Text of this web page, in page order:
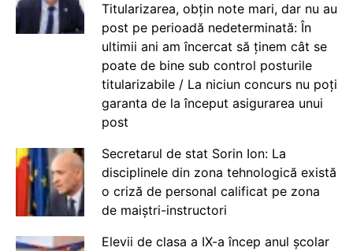
Titularizarea, obțin note mari, dar nu au
post pe perioadă nedeterminată: În
ultimii ani am încercat să ținem cât se
poate de bine sub control posturile
titularizabile / La niciun concurs nu poți
garanta de la început asigurarea unui
post
Secretarul de stat Sorin Ion: La
disciplinele din zona tehnologică există
o criză de personal calificat pe zona
de maiștri-instructori
Elevii de clasa a IX-a încep anul școlar